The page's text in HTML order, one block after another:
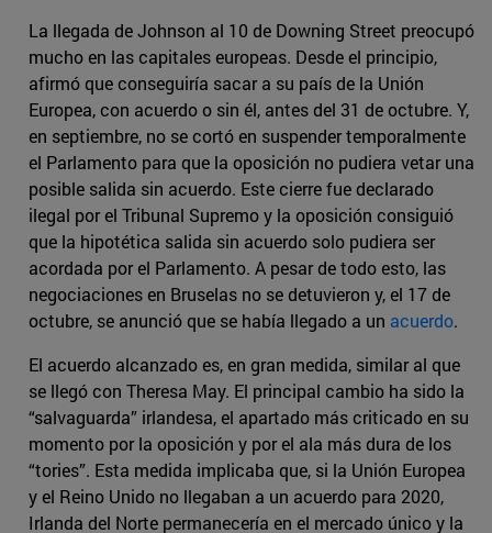
La llegada de Johnson al 10 de Downing Street preocupó
mucho en las capitales europeas. Desde el principio,
afirmó que conseguiría sacar a su país de la Unión
Europea, con acuerdo o sin él, antes del 31 de octubre. Y,
en septiembre, no se cortó en suspender temporalmente
el Parlamento para que la oposición no pudiera vetar una
posible salida sin acuerdo. Este cierre fue declarado
ilegal por el Tribunal Supremo y la oposición consiguió
que la hipotética salida sin acuerdo solo pudiera ser
acordada por el Parlamento. A pesar de todo esto, las
negociaciones en Bruselas no se detuvieron y, el 17 de
octubre, se anunció que se había llegado a un acuerdo.
El acuerdo alcanzado es, en gran medida, similar al que
se llegó con Theresa May. El principal cambio ha sido la
“salvaguarda” irlandesa, el apartado más criticado en su
momento por la oposición y por el ala más dura de los
“tories”. Esta medida implicaba que, si la Unión Europea
y el Reino Unido no llegaban a un acuerdo para 2020,
Irlanda del Norte permanecería en el mercado único y la